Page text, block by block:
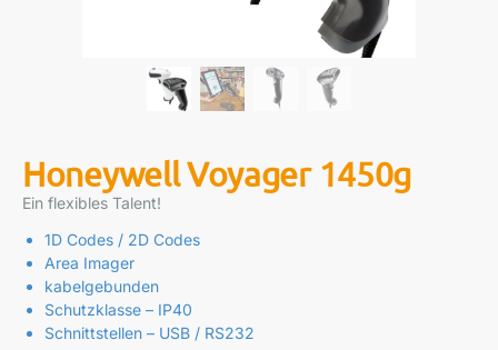
Honeywell Voyager 1450g
Ein flexibles Talent!
1D Codes / 2D Codes
Area Imager
kabelgebunden
Schutzklasse – IP40
Schnittstellen – USB / RS232